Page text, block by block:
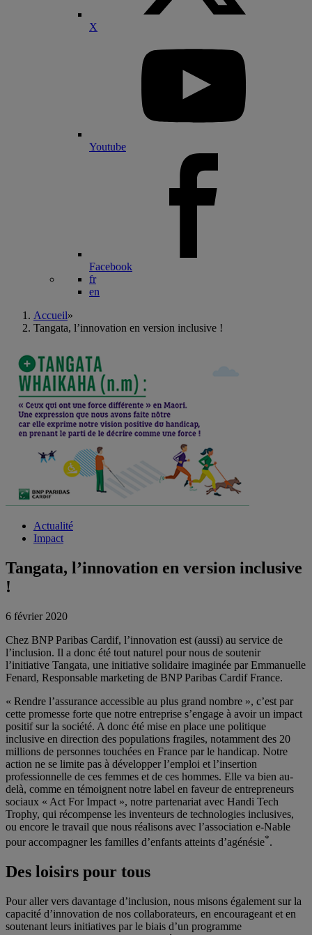
X
Youtube
Facebook
fr
en
Accueil»
Tangata, l’innovation en version inclusive !
Actualité
Impact
Tangata, l’innovation en version inclusive
!
6 février 2020
Chez BNP Paribas Cardif, l’innovation est (aussi) au service de
l’inclusion. Il a donc été tout naturel pour nous de soutenir
l’initiative Tangata, une initiative solidaire imaginée par Emmanuelle
Fenard, Responsable marketing de BNP Paribas Cardif France.
« Rendre l’assurance accessible au plus grand nombre », c’est par
cette promesse forte que notre entreprise s’engage à avoir un impact
positif sur la société. A donc été mise en place une politique
inclusive en direction des populations fragiles, notamment des 20
millions de personnes touchées en France par le handicap. Notre
action ne se limite pas à développer l’emploi et l’insertion
professionnelle de ces femmes et de ces hommes. Elle va bien au-
delà, comme en témoignent notre label en faveur de entrepreneurs
sociaux « Act For Impact », notre partenariat avec Handi Tech
Trophy, qui récompense les inventeurs de technologies inclusives,
ou encore le travail que nous réalisons avec l’association e-Nable
pour accompagner les familles d’enfants atteints d’agénésie*.
Des loisirs pour tous
Pour aller vers davantage d’inclusion, nous misons également sur la
capacité d’innovation de nos collaborateurs, en encourageant et en
soutenant leurs initiatives par le biais d’un programme